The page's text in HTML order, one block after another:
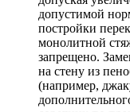
допустимой
постройки
монолитной
запрещено.
на стену из
(например,